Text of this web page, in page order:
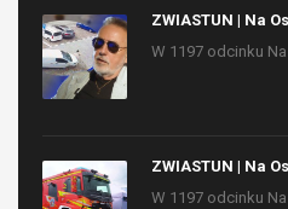
ZWIASTUN | Na
W 1197 odcinku
ZWIASTUN | Na
W 1197 odcinku